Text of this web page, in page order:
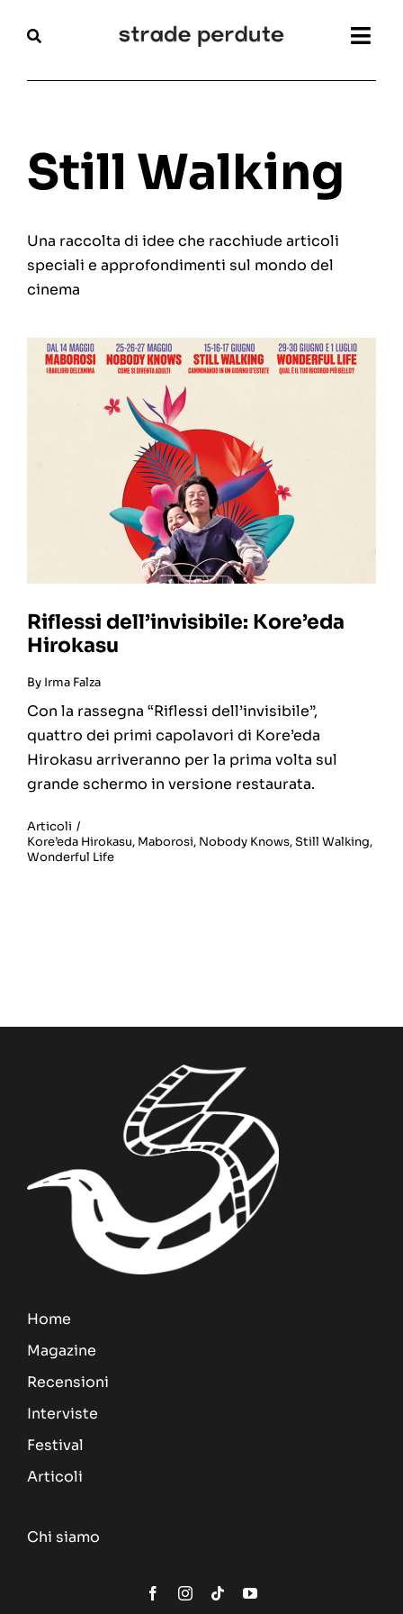
Magazine
Interviste
Articoli
Chi siamo
Still Walking
Una raccolta di idee che racchiude articoli
speciali e approfondimenti sul mondo del
cinema
Riflessi dell’invisibile: Kore’eda
Hirokasu
By Irma Falza
Con la rassegna “Riflessi dell’invisibile”,
quattro dei primi capolavori di Kore’eda
Hirokasu arriveranno per la prima volta sul
grande schermo in versione restaurata.
Articoli /
Kore’eda Hirokasu, Maborosi, Nobody Knows,Still Walking,
Wonderful Life
Home
Magazine
Recensioni
Interviste
Festival
Articoli
Chi siamo